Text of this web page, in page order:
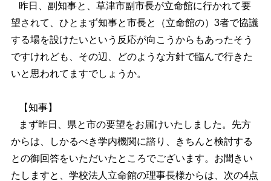
昨日、副知事と、草津市副市長が立命館に行かれて要
望されて、ひとまず知事と市長と（立命館の）3者で協議
する場を設けたいという反応が向こうからもあったそう
ですけれども、その辺、どのような方針で臨んで行きた
いと思われてますでしょうか。
【知事】
まず昨日、県と市の要望をお届けいたしました。先方
からは、しかるべき学内機関に諮り、きちんと検討する
との御回答をいただいたところでございます。お聞きい
たしますと、学校法人立命館の理事長様からは、次の4点